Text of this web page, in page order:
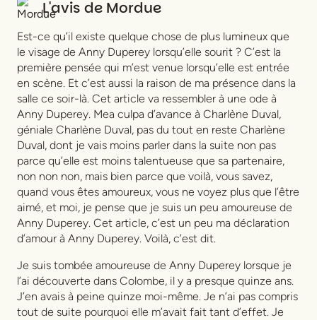
L'avis de Mordue
Est-ce qu’il existe quelque chose de plus lumineux que
le visage de Anny Duperey lorsqu’elle sourit ? C’est la
première pensée qui m’est venue lorsqu’elle est entrée
en scène. Et c’est aussi la raison de ma présence dans la
salle ce soir-là. Cet article va ressembler à une ode à
Anny Duperey. Mea culpa d’avance à Charlène Duval,
géniale Charlène Duval, pas du tout en reste Charlène
Duval, dont je vais moins parler dans la suite non pas
parce qu’elle est moins talentueuse que sa partenaire,
non non non, mais bien parce que voilà, vous savez,
quand vous êtes amoureux, vous ne voyez plus que l’être
aimé, et moi, je pense que je suis un peu amoureuse de
Anny Duperey. Cet article, c’est un peu ma déclaration
d’amour à Anny Duperey. Voilà, c’est dit.
Je suis tombée amoureuse de Anny Duperey lorsque je
l’ai découverte dans Colombe, il y a presque quinze ans.
J’en avais à peine quinze moi-même. Je n’ai pas compris
tout de suite pourquoi elle m’avait fait tant d’effet. Je